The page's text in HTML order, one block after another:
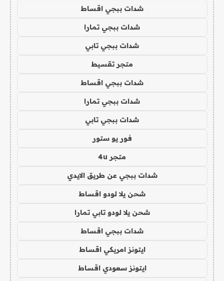
شدات ببجي اقساط
شدات ببجي تمارا
شدات ببجي تابي
متجر تقسيط
شدات ببجي اقساط
شدات ببجي تمارا
شدات ببجي تابي
فور يو ستور
متجر 4u
شدات ببجي عن طريق الايدي
شحن يلا لودو اقساط
شحن يلا لودو تابي تمارا
شدات ببجي اقساط
ايتونز امريكي اقساط
ايتونز سعودي اقساط